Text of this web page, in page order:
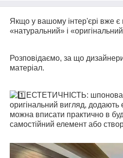
Якщо у вашому інтер'єрі вже є
«натуральний» і
Розповідаємо, за що
матеріал.
ЕСТЕТИЧНІСТЬ:
оригінальний вигляд, додають
можна вписати практично в
самостійний елемент або